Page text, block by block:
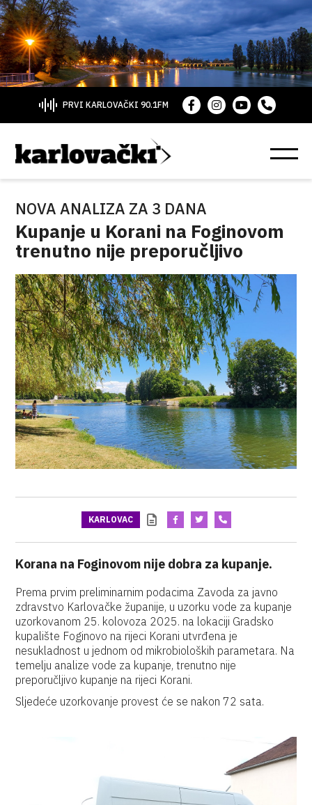
PRVI KARLOVAČKI 90.1FM
NOVA ANALIZA ZA 3 DANA
Kupanje u Korani na Foginovom
trenutno nije preporučljivo
KARLOVAC
Korana na Foginovom nije dobra za kupanje.
Prema prvim preliminarnim podacima Zavoda za javno
zdravstvo Karlovačke županije, u uzorku vode za kupanje
uzorkovanom 25. kolovoza 2025. na lokaciji Gradsko
kupalište Foginovo na rijeci Korani utvrđena je
nesukladnost u jednom od mikrobioloških parametara. Na
temelju analize vode za kupanje, trenutno nije
preporučljivo kupanje na rijeci Korani.
Sljedeće uzorkovanje provest će se nakon 72 sata.